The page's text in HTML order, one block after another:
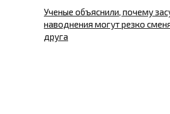
Ученые объяснили, почему
наводнения могут резко
друга